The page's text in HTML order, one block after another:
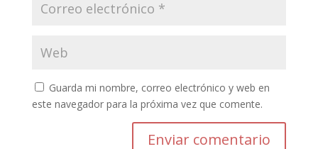
Guarda mi nombre, correo electrónico y web en
este navegador para la próxima vez que comente.